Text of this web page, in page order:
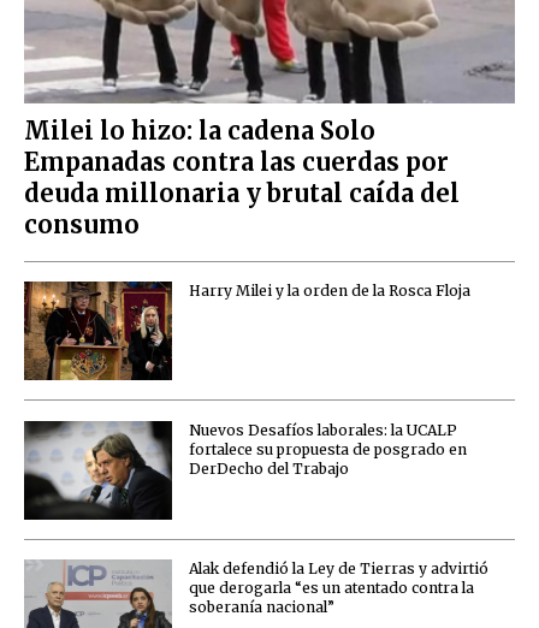
Milei lo hizo: la cadena Solo
Empanadas contra las cuerdas por
deuda millonaria y brutal caída del
consumo
Harry Milei y la orden de la Rosca Floja
Nuevos Desafíos laborales: la UCALP
fortalece su propuesta de posgrado en
DerDecho del Trabajo
Alak defendió la Ley de Tierras y advirtió
que derogarla “es un atentado contra la
soberanía nacional”